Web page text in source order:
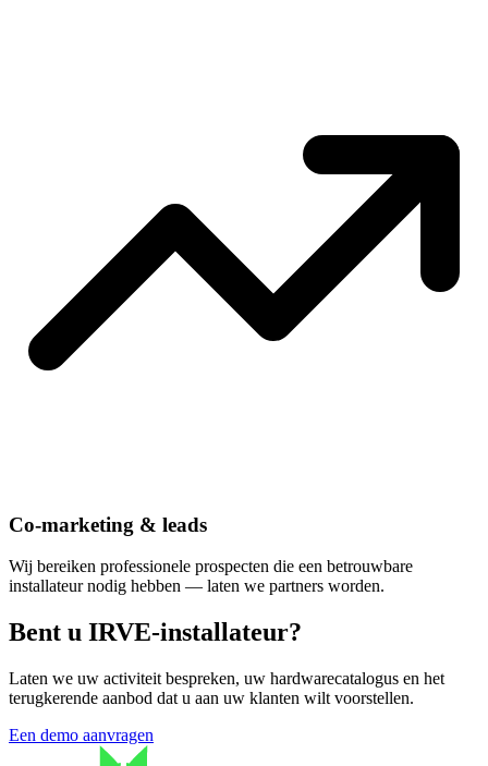
Co-marketing & leads
Wij bereiken professionele prospecten die een betrouwbare
installateur nodig hebben — laten we partners worden.
Bent u IRVE-installateur?
Laten we uw activiteit bespreken, uw hardwarecatalogus en het
terugkerende aanbod dat u aan uw klanten wilt voorstellen.
Een demo aanvragen